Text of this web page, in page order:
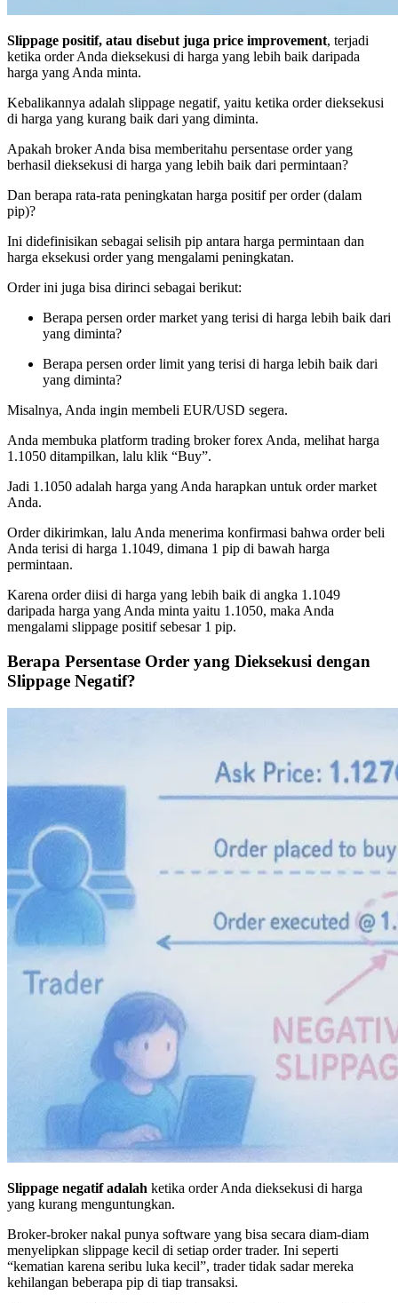
Slippage positif, atau disebut juga price improvement, terjadi
ketika order Anda dieksekusi di harga yang lebih baik daripada
harga yang Anda minta.
Kebalikannya adalah slippage negatif, yaitu ketika order dieksekusi
di harga yang kurang baik dari yang diminta.
Apakah broker Anda bisa memberitahu persentase order yang
berhasil dieksekusi di harga yang lebih baik dari permintaan?
Dan berapa rata-rata peningkatan harga positif per order (dalam
pip)?
Ini didefinisikan sebagai selisih pip antara harga permintaan dan
harga eksekusi order yang mengalami peningkatan.
Order ini juga bisa dirinci sebagai berikut:
Berapa persen order market yang terisi di harga lebih baik dari
yang diminta?
Berapa persen order limit yang terisi di harga lebih baik dari
yang diminta?
Misalnya, Anda ingin membeli EUR/USD segera.
Anda membuka platform trading broker forex Anda, melihat harga
1.1050 ditampilkan, lalu klik “Buy”.
Jadi 1.1050 adalah harga yang Anda harapkan untuk order market
Anda.
Order dikirimkan, lalu Anda menerima konfirmasi bahwa order beli
Anda terisi di harga 1.1049, dimana 1 pip di bawah harga
permintaan.
Karena order diisi di harga yang lebih baik di angka 1.1049
daripada harga yang Anda minta yaitu 1.1050, maka Anda
mengalami slippage positif sebesar 1 pip.
Berapa Persentase Order yang Dieksekusi dengan
Slippage Negatif?
Slippage negatif adalah ketika order Anda dieksekusi di harga
yang kurang menguntungkan.
Broker-broker nakal punya software yang bisa secara diam-diam
menyelipkan slippage kecil di setiap order trader. Ini seperti
“kematian karena seribu luka kecil”, trader tidak sadar mereka
kehilangan beberapa pip di tiap transaksi.